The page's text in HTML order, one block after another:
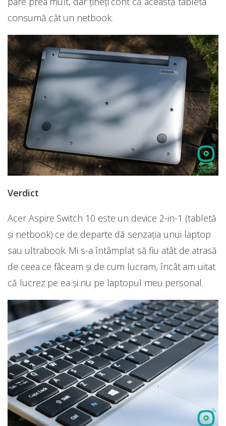
consumă cât un netbook.
Verdict
Acer Aspire Switch 10 este un device 2-in-1 (tabletă
și netbook) ce de departe dă senzația unui laptop
sau ultrabook. Mi s-a întâmplat să fiu atât de atrasă
de ceea ce fâceam și de cum lucram, încât am uitat
că lucrez pe ea și nu pe laptopul meu personal.